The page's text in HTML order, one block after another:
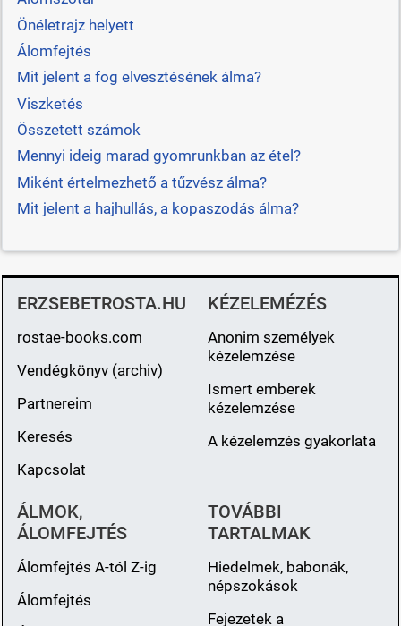
Önéletrajz helyett
Álomfejtés
Mit jelent a fog elvesztésének álma?
Viszketés
Összetett számok
Mennyi ideig marad gyomrunkban az étel?
Miként értelmezhető a tűzvész álma?
Mit jelent a hajhullás, a kopaszodás álma?
ERZSEBETROSTA.HU
rostae-books.com
Vendégkönyv (archiv)
Partnereim
Keresés
Kapcsolat
KÉZELEMÉZÉS
Anonim személyek
kézelemzése
Ismert emberek
kézelemzése
A kézelemzés gyakorlata
ÁLMOK,
ÁLOMFEJTÉS
Álomfejtés A-tól Z-ig
Álomfejtés
TOVÁBBI
TARTALMAK
Hiedelmek, babonák,
népszokások
Fejezetek a